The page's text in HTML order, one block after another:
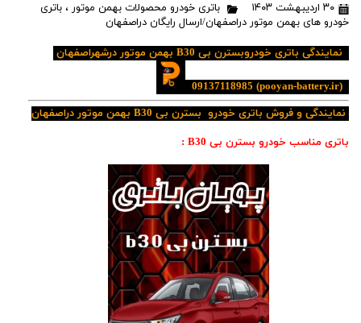
۳۰ اردیبهشت ۱۴۰۳ باتری خودرو محصولات بهمن موتور ، باتری
خودرو های بهمن موتور دراصفهان/ارسال رایگان دراصفهان
نمایندگی باتری خودروبسترن بی B30 بهمن موتور درشهراصفهان
(pooyan-battery.ir)
09137118985
نمایندگی و فروش باتری خودرو بسترن بی B30 بهمن موتور دراصفهان
باتری مناسب خودرو بسترن بی B30 :